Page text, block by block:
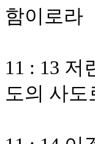
함이로라
11 : 13
도의 사도